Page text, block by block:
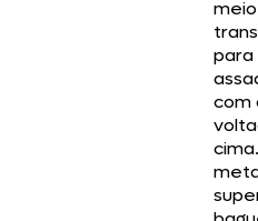
para
com